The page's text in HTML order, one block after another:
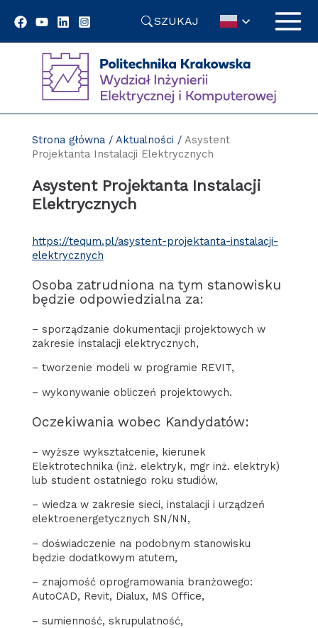
SZUKAJ
Strona główna/ Aktualności / Asystent
Projektanta Instalacji Elektrycznych
Asystent Projektanta Instalacji
Elektrycznych
https://tequm.pl/asystent-projektanta-instalacji-
elektrycznych
Osoba zatrudniona na tym stanowisku
będzie odpowiedzialna za:
– sporządzanie dokumentacji projektowych w
zakresie instalacji elektrycznych,
– tworzenie modeli w programie REVIT,
– wykonywanie obliczeń projektowych.
Oczekiwania wobec Kandydatów:
– wyższe wykształcenie, kierunek
Elektrotechnika (inż. elektryk, mgr inż. elektryk)
lub student ostatniego roku studiów,
– wiedza w zakresie sieci, instalacji i urządzeń
elektroenergetycznych SN/NN,
– doświadczenie na podobnym stanowisku
będzie dodatkowym atutem,
– znajomość oprogramowania branżowego:
AutoCAD, Revit, Dialux, MS Office,
– sumienność, skrupulatność,